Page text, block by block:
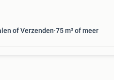
of Verzenden 75 m² of meer